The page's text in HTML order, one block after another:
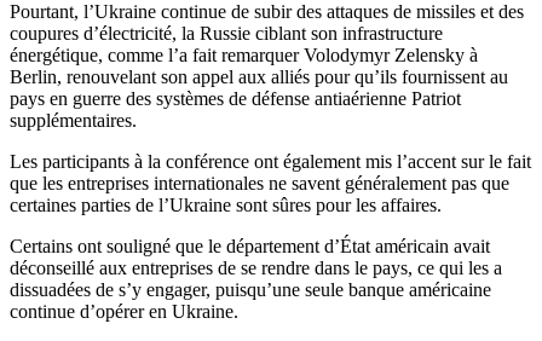
Pourtant, l’Ukraine continue de subir des attaques de missiles et des
coupures d’électricité, la Russie ciblant son infrastructure
énergétique, comme l’a fait remarquer Volodymyr Zelensky à
Berlin, renouvelant son appel aux alliés pour qu’ils fournissent au
pays en guerre des systèmes de défense antiaérienne Patriot
supplémentaires.
Les participants à la conférence ont également mis l’accent sur le fait
que les entreprises internationales ne savent généralement pas que
certaines parties de l’Ukraine sont sûres pour les affaires.
Certains ont souligné que le département d’État américain avait
déconseillé aux entreprises de se rendre dans le pays, ce qui les a
dissuadées de s’y engager, puisqu’une seule banque américaine
continue d’opérer en Ukraine.